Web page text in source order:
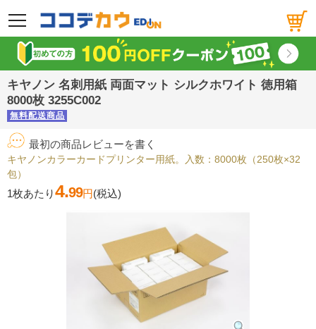
メニュー
キヤノン 名刺用紙 両面マット シルクホワイト 徳用箱
8000枚 3255C002
無料配送商品
最初の商品レビューを書く
キヤノンカラーカードプリンター用紙。入数：8000枚（250枚×32
包）
1枚あたり4.99円(税込)